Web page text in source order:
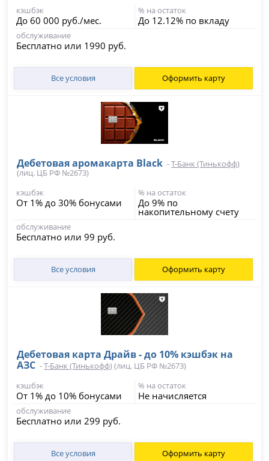
кэшбэк
До 60 000 руб./мес.
% на остаток
До 12.12% по вкладу
обслуживание
Бесплатно или 1990 руб.
Все условия Оформить карту
Дебетовая аромакарта Black -Т-Банк (Тинькофф)
(лиц. ЦБ РФ №2673)
кэшбэк
От 1% до 30% бонусами
% на остаток
До 9% по
накопительному счету
обслуживание
Бесплатно или 99 руб.
Все условия Оформить карту
Дебетовая карта Драйв - до 10% кэшбэк на
АЗС -Т-Банк (Тинькофф)(лиц. ЦБ РФ №2673)
кэшбэк
От 1% до 10% бонусами
% на остаток
Не начисляется
обслуживание
Бесплатно или 299 руб.
Все условия Оформить карту